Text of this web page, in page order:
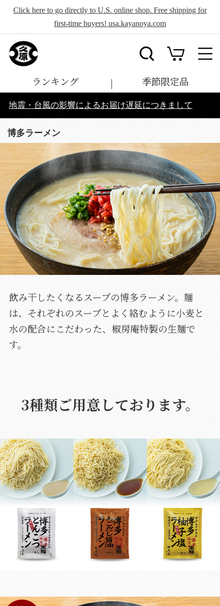
Click here to go directly to U.S. online shop. Free shipping for
first-time buyers! usa.kayanoya.com
ランキング 季節限定品
地震・台風の影響によるお届け遅延につきまして
博多ラーメン
飲み干したくなるスープの博多ラーメン。麺
は、それぞれのスープとよく絡むように小麦と
水の配合にこだわった、椒房庵特製の生麺で
す。
3種類ご用意しております。